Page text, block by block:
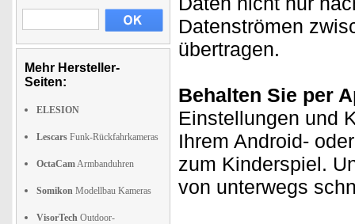
Mehr Hersteller-
Seiten:
ELESION
Lescars Funk-Rückfahrkameras
OctaCamArmbanduhren
Somikon Modellbau Kameras
VisorTech Outdoor-
Datenströmen
übertragen.
Behalten Sie per
Einstellungen und
Ihrem Android-
zum Kinderspiel.
von unterwegs